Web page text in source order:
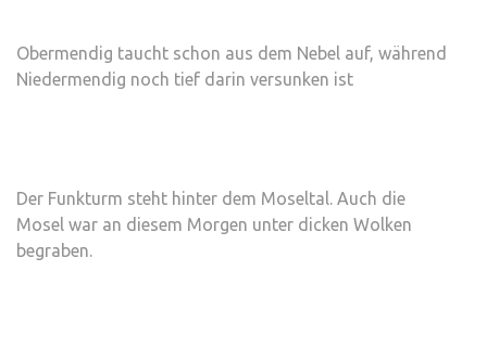
Obermendig taucht schon aus dem Nebel auf, während
Niedermendig noch tief darin versunken ist
Der Funkturm steht hinter dem Moseltal. Auch die
Mosel war an diesem Morgen unter dicken Wolken
begraben.